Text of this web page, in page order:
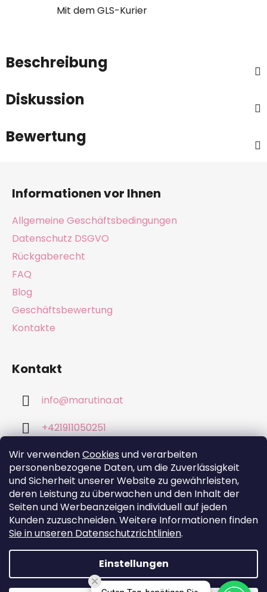
Wir verwendenCookies und verarbeiten
personenbezogene Daten, um die Zuverlässigkeit
und Sicherheit unserer Website zu gewährleisten,
deren Leistung zu überwachen und den Inhalt der
Seiten und Werbeanzeigen individuell auf jeden
Kunden zuzuschneiden. Weitere Informationen finden
Sie in unseren Datenschutzrichtlinien.
Einstellungen
Mit dem GLS-Kurier
Beschreibung
Diskussion
Bewertung
Informationen vor Ihnen
Allgemeine Geschäftsbedingungen
Datenschutz DSGVO
Rückgaberecht
FAQ
Blog
Geschäftsbewertung
Kontakte
Kontakt
info@marutina.at
+421911050251
Wir akzeptieren online-Zahlungen